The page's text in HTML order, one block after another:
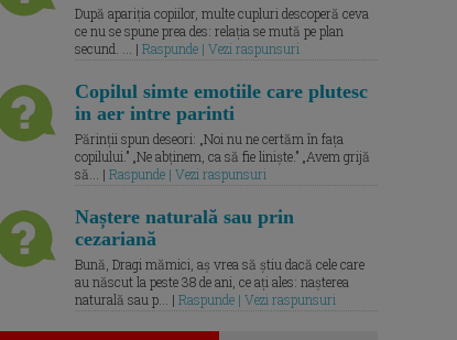
După apariția copiilor, multe cupluri descoperă ceva
ce nu se spune prea des: relația se mută pe plan
secund. ... | Raspunde | Vezi raspunsuri
Copilul simte emotiile care plutesc
in aer intre parinti
Părinții spun deseori: „Noi nu ne certăm în fața
copilului.” „Ne abținem, ca să fie liniște.” „Avem grijă
să... | Raspunde | Vezi raspunsuri
Naștere naturală sau prin
cezariană
Bună, Dragi mămici, aș vrea să știu dacă cele care
au născut la peste 38 de ani, ce ați ales: nașterea
naturală sau p... | Raspunde | Vezi raspunsuri